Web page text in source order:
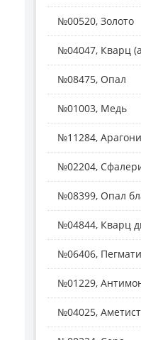
№00520, Золото
№04047, Кварц
№08475, Опал
№01003, Медь
№11284,
№02204,
№08399, Опал
№04844, Кварц
№06406,
№01229,
№04025, Аметист